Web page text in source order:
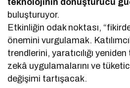
teknolojinin dönüştürücü
buluşturuyor.
Etkinliğin odak noktası,
önemini vurgulamak.
trendlerini, yaratıcılığı
zekâ uygulamalarını ve
değişimi tartışacak.